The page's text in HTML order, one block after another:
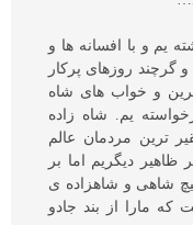
یم و با افسانه ها و
گرچند روزهای پرکار
و خواب های شاه
یم. شاه زاده
ترین مردمان عالم
دیگریم اما بر
شاهی و شاهزاده ی
که مارا از بند جادو